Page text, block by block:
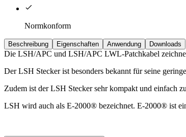
Normkonform
Beschreibung Eigenschaften Anwendung Downloads
Die LSH/APC und LSH/APC LWL-Patchkabel
Der LSH Stecker ist besonders bekannt für seine
Zudem ist der LSH Stecker sehr kompakt und einfach
LSH wird auch als E-2000® bezeichnet. E-2000® ist